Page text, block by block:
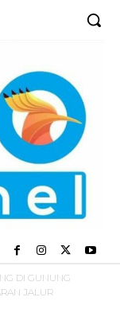
DI GUNUNG
JALUR